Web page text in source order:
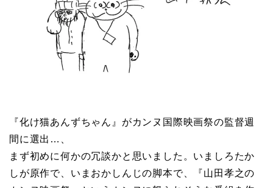
『化け猫あんずちゃん』がカンヌ国際映画祭の監督週
間に選出…、
まず初めに何かの冗談かと思いました。いましろたか
しが原作で、いまおかしんじの脚本で、『山田孝之の